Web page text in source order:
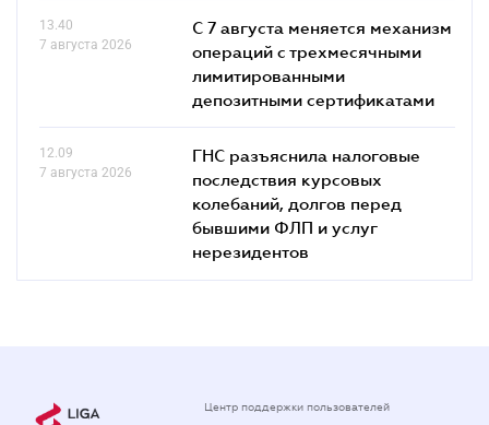
13.40
7 августа 2026
С 7 августа меняется механизм
операций с трехмесячными
лимитированными
депозитными сертификатами
12.09
7 августа 2026
ГНС разъяснила налоговые
последствия курсовых
колебаний, долгов перед
бывшими ФЛП и услуг
нерезидентов
Центр поддержки пользователей